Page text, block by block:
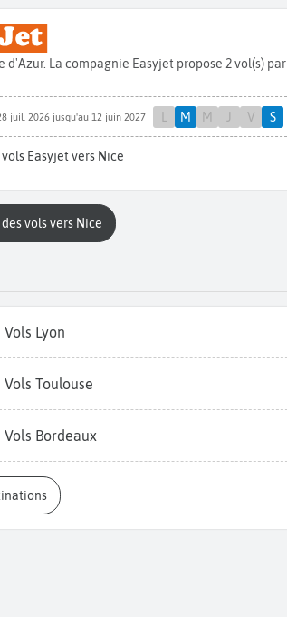
La compagnie Easyjet propose 2 vol(s) par
juil. 2026 jusqu'au 12 juin 2027 M M V S
vols Easyjet vers Nice
vols vers Nice
Vols Lyon
Vols Toulouse
Vols Bordeaux